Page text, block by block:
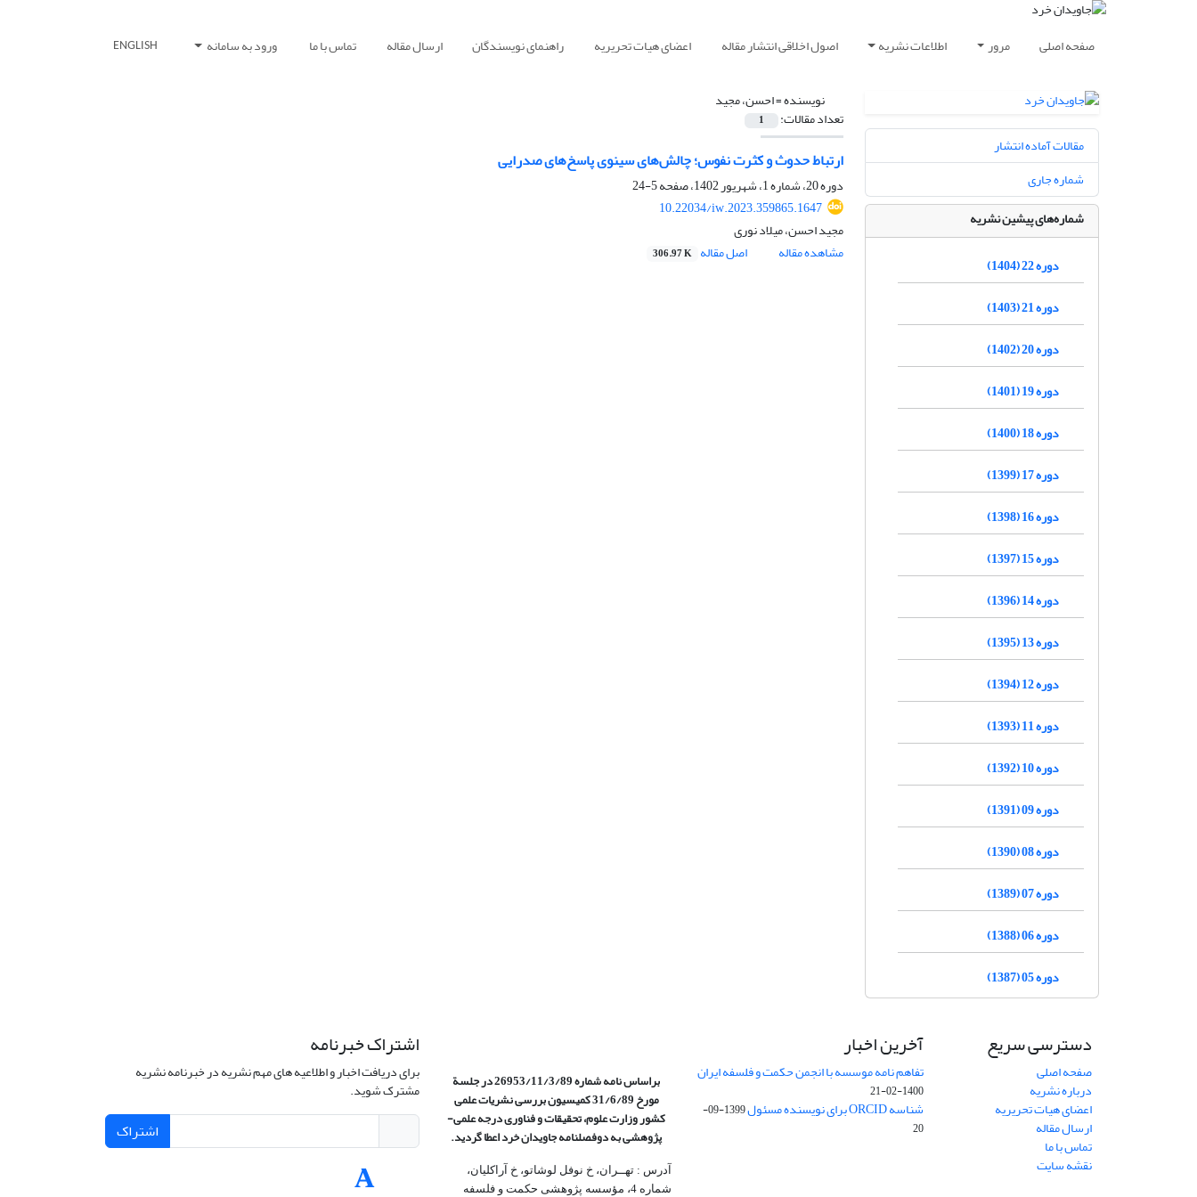
صفحه اصلی مرور اطلاعات نشریه اصول اخلاقی انتشار مقاله اعضای هیات تحریریه راهنمای نویسندگان ارسال مقاله تماس با ما ورود به سامانه ENGLISH
نویسنده =احسن، مجید
تعداد مقالات: 1
ارتباط حدوث و کثرت نفوس؛ چالش‌های سینوی پاسخ‌های صدرایی
دوره 20، شماره 1، شهریور 1402، صفحه
5-24
10.22034/iw.2023.359865.1647
مجید احسن، میلاد نوری
مشاهده مقاله
اصل مقاله 306.97 K
مقالات آماده انتشار
شماره جاری
شماره‌های پیشین نشریه
دوره 22 (1404)
دوره 21 (1403)
دوره 20 (1402)
دوره 19 (1401)
دوره 18 (1400)
دوره 17 (1399)
دوره 16 (1398)
دوره 15 (1397)
دوره 14 (1396)
دوره 13 (1395)
دوره 12 (1394)
دوره 11 (1393)
دوره 10 (1392)
دوره 09 (1391)
دوره 08 (1390)
دوره 07 (1389)
دوره 06 (1388)
دوره 05 (1387)
دسترسی سریع
صفحه اصلی
درباره نشریه
اعضای هیات تحریریه
ارسال مقاله
تماس با ما
نقشه سایت
آخرین اخبار
تفاهم نامه موسسه با انجمن حکمت و فلسفه ایران
1400-02-21
شناسه ORCID برای نویسنده مسئول
1399-09-
20
براساس نامه شماره 26953/11/3/89 در جلسة
مورخ 31/6/89 کمیسیون
بررسی نشریات علمی
کشور وزارت علوم، تحقیقات و فناوری درجه علمی‌-
پژوهشیبه دوفصلنامه جاویدان خرد اعطا گردید.
آدرس : تهــران، خ نوفل لوشاتو، خ آراکلیان،
شماره 4،‌ مؤسسه پژوهشی حکمت و فلسفه
اشتراک خبرنامه
برای دریافت اخبار و اطلاعیه های مهم نشریه در خبرنامه نشریه
مشترک شوید.
اشتراک